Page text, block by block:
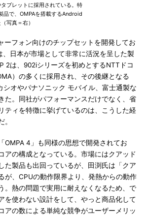
ブレットに採用されている。特
品で、OMPAを搭載するAndroid
写真＝右）
フォン向けのチップセットを開発してお
、日本が市場として非常に活況を呈した製
2は、902iシリーズを初めとするNTTドコ
）の多くに採用され、その後継となる
シオやパナソニック モバイル、富士通製な
た。同社がパフォーマンスだけでなく、省
ティを特徴に挙げているのは、こうした経
。
4」も同様の思想で開発されてお
アの構成となっている。市場にはクアッド
た製品も出回っているが、田渕氏は「クア
が、CPUの動作限界より、発熱からの動作
。熱の問題で実用に耐えなくなるため、で
を使わない設計をして、やっと商品化して
アの数による単純な競争がユーザーメリッ